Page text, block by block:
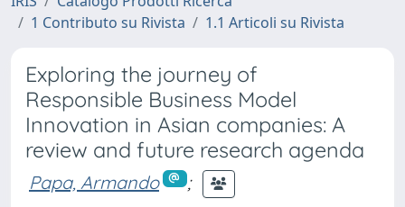
1 Contributo su Rivista
1.1 Articoli su Rivista
Exploring the journey of
Responsible Business Model
Innovation in Asian companies: A
review and future research agenda
Papa, Armando
;